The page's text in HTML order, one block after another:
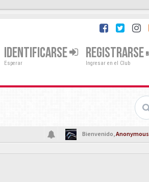
IDENTIFICARSE
Esperar
REGISTRARSE
Ingresar en el Club
Bienvenido,Anonymous